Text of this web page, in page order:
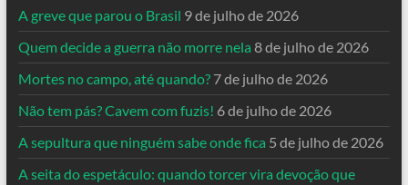
A greve que parou o Brasil 9 de julho de 2026
Quem decide a guerra não morre nela 8 de julho de 2026
Mortes no campo, até quando? 7 de julho de 2026
Não tem pás? Cavem com fuzis! 6 de julho de 2026
A sepultura que ninguém sabe onde fica 5 de julho de 2026
A seita do espetáculo: quando torcer vira devoção que